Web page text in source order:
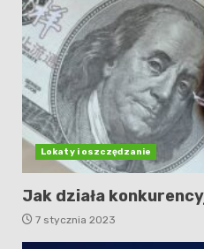
Lokaty i oszczędzanie
Jak działa
7 stycznia 2023